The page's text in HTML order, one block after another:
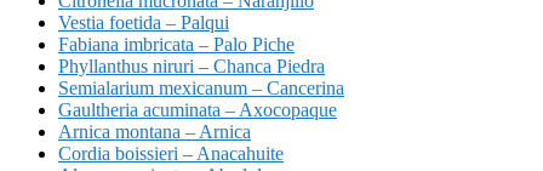
Vestia foetida – Palqui
Fabiana imbricata – Palo Piche
Phyllanthus niruri – Chanca Piedra
Semialarium mexicanum – Cancerina
Gaultheria acuminata – Axocopaque
Arnica montana – Arnica
Cordia boissieri – Anacahuite